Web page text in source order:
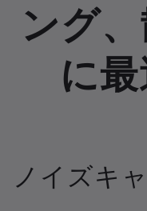
ング
に最
ノイズキ